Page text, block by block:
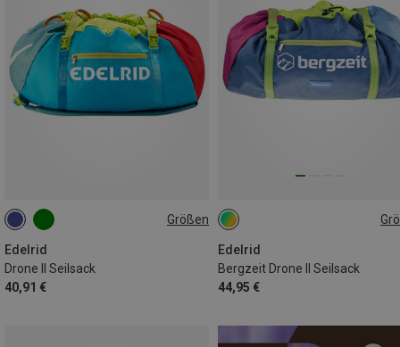
Größen
Edelrid
Drone II Seilsack
40,91 €
ONE SIZE
Edelrid
Bergzeit Drone II Seilsack
44,95 €
ONE SIZE